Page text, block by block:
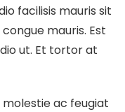
facilisis mauris sit
mauris. Est
ut. Et tortor at
ac feugiat